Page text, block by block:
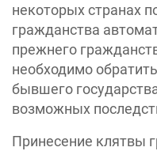
некоторых странах
гражданства
прежнего
необходимо
бывшего
возможных
Принесение клятвы